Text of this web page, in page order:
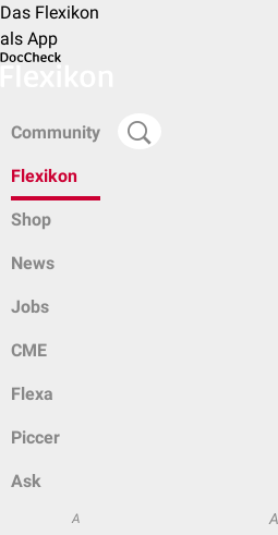
Das Flexikon
als App
Community
Flexikon
Shop
News
Jobs
CME
Flexa
Piccer
Ask
A A